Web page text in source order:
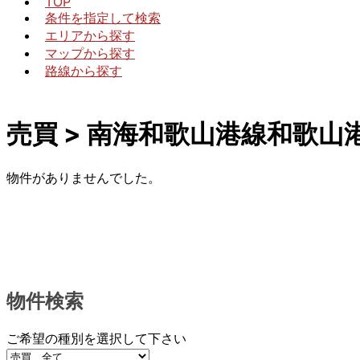
条件を指定して検索
エリアから探す
マップから探す
路線から探す
売買 > 南海和歌山港線和歌山
物件がありませんでした。
物件検索
ご希望の種別を選択して下さい